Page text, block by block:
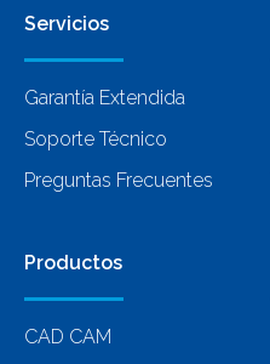
Servicios
Garantía Extendida
Soporte Técnico
Preguntas Frecuentes
Productos
CAD CAM